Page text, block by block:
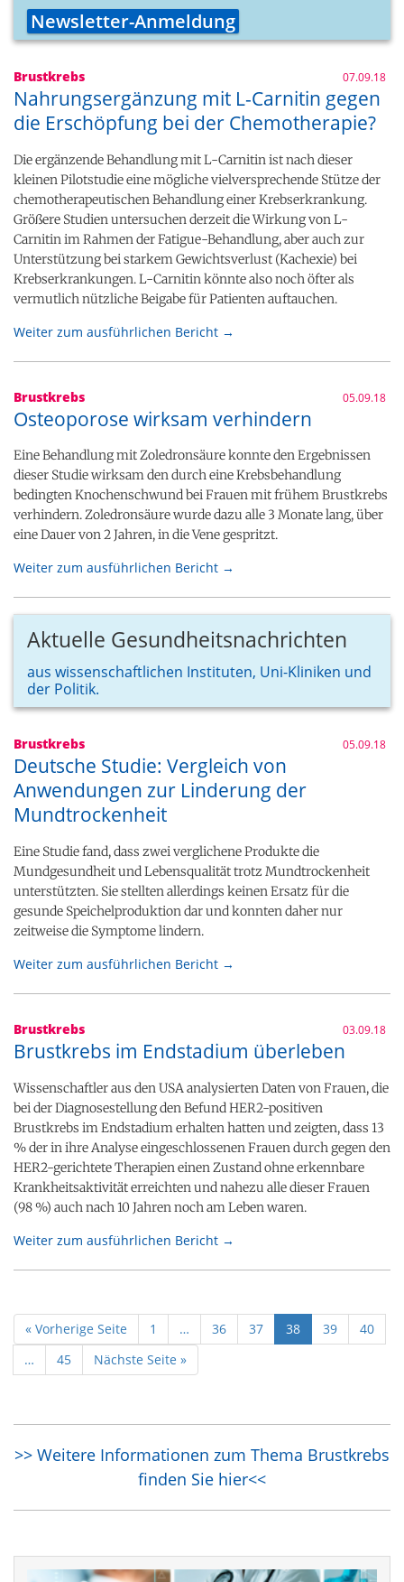
Newsletter-Anmeldung
Brustkrebs 07.09.18
Nahrungsergänzung mit L-Carnitin gegen
die Erschöpfung bei der Chemotherapie?
Die ergänzende Behandlung mit L-Carnitin ist nach dieser
kleinen Pilotstudie eine mögliche vielversprechende Stütze der
chemotherapeutischen Behandlung einer Krebserkrankung.
Größere Studien untersuchen derzeit die Wirkung von L-
Carnitin im Rahmen der Fatigue-Behandlung, aber auch zur
Unterstützung bei starkem Gewichtsverlust (Kachexie) bei
Krebserkrankungen. L-Carnitin könnte also noch öfter als
vermutlich nützliche Beigabe für Patienten auftauchen.
Weiter zum ausführlichen Bericht →
Brustkrebs 05.09.18
Osteoporose wirksam verhindern
Eine Behandlung mit Zoledronsäure konnte den Ergebnissen
dieser Studie wirksam den durch eine Krebsbehandlung
bedingten Knochenschwund bei Frauen mit frühem Brustkrebs
verhindern. Zoledronsäure wurde dazu alle 3 Monate lang, über
eine Dauer von 2 Jahren, in die Vene gespritzt.
Weiter zum ausführlichen Bericht →
Aktuelle Gesundheitsnachrichten
aus wissenschaftlichen Instituten, Uni-Kliniken und
der Politik.
Brustkrebs 05.09.18
Deutsche Studie: Vergleich von
Anwendungen zur Linderung der
Mundtrockenheit
Eine Studie fand, dass zwei verglichene Produkte die
Mundgesundheit und Lebensqualität trotz Mundtrockenheit
unterstützten. Sie stellten allerdings keinen Ersatz für die
gesunde Speichelproduktion dar und konnten daher nur
zeitweise die Symptome lindern.
Weiter zum ausführlichen Bericht →
Brustkrebs 03.09.18
Brustkrebs im Endstadium überleben
Wissenschaftler aus den USA analysierten Daten von Frauen, die
bei der Diagnosestellung den Befund HER2-positiven
Brustkrebs im Endstadium erhalten hatten und zeigten, dass 13
% der in ihre Analyse eingeschlossenen Frauen durch gegen den
HER2-gerichtete Therapien einen Zustand ohne erkennbare
Krankheitsaktivität erreichten und nahezu alle dieser Frauen
(98 %) auch nach 10 Jahren noch am Leben waren.
Weiter zum ausführlichen Bericht →
« Vorherige Seite 1 … 36 37 38 39
40
…
45 Nächste Seite »
>> Weitere Informationen zum Thema Brustkrebs
finden Sie hier<<